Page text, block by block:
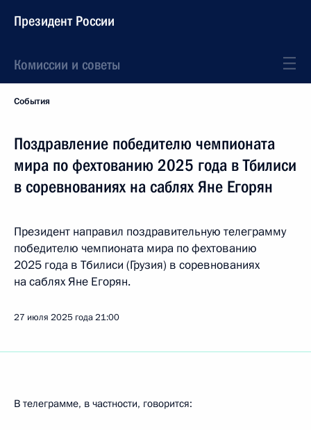
Президент России
Комиссии и советы
События
Поздравление победителю чемпионата
мира по фехтованию 2025 года в Тбилиси
в соревнованиях на саблях Яне Егорян
Президент направил поздравительную телеграмму
победителю чемпионата мира по фехтованию
2025 года в Тбилиси (Грузия) в соревнованиях
на саблях Яне Егорян.
27 июля 2025 года21:00
В телеграмме, в частности, говорится: